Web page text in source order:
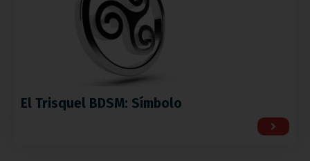
El Trisquel BDSM: Símbolo